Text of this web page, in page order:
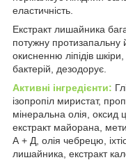
еластичність.
Екстракт лишайника
потужну протизапальну
окисненню ліпідів
бактерій, дезодорує.
Активні інгредієнти:
ізопропіл миристат,
мінеральна олія, оксид
екстракт майорана,
А + Д, олія чебрецю,
лишайника, екстракт